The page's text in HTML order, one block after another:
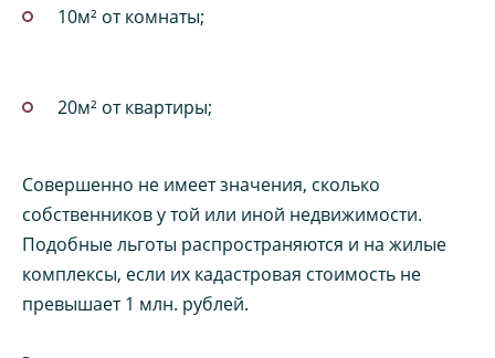
10м² от комнаты;
20м² от квартиры;
Совершенно не имеет значения, сколько
собственников у той или иной недвижимости.
Подобные льготы распространяются и на жилые
комплексы, если их кадастровая стоимость не
превышает 1 млн. рублей.